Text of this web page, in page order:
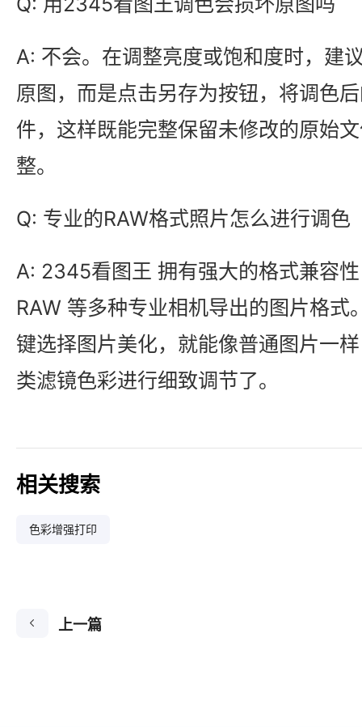
A: 不会。在调整亮度或饱和度时，建
原图，而是点击另存为按钮，将调色
件，这样既能完整保留未修改的原始
整。
Q: 专业的RAW格式照片怎么进行调色
A: 2345看图王 拥有强大的格式兼容
RAW 等多种专业相机导出的图片格式
键选择图片美化，就能像普通图片一
类滤镜色彩进行细致调节了。
相关搜索
色彩增强打印
上一篇